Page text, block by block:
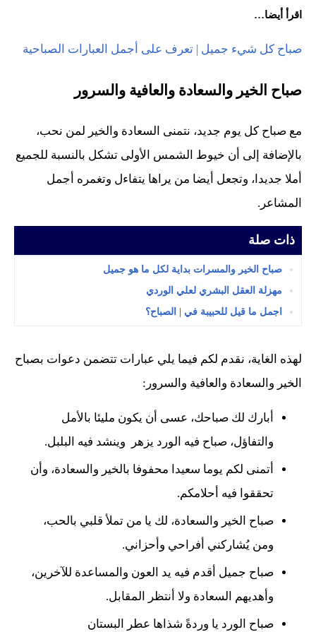
اقرأ أيضا…
صباح كل شيء جميل | تعرف على أجمل العبارات الصباحية
صباح الخير والسعادة والعافية والسرور
مع صباح كل يوم جديد، نتمنى السعادة والخير لمن نحب،
بالإضافة إلى أن خيوط الشمس الأولى تشكل بالنسبة للجميع
أملا جديدا، وتجعل أيضا من يراها يتفاءل وتغمره أجمل
المشاعر.
ذات صلة
صباح الخير والمسرات بداية لكل ما هو جميل
مهزلة العقل البشري لعلي الوردي
اجمل ما قيل للحبيبة في | الصباح؟
لهذه الغاية، نقدم لكم فيما يلي عبارات تتضمن دعوات بصباح
الخير والسعادة والعافية والسرور:
أبارك لك صباحك، عسى أن يكون مليئا بالأمل
والتفاؤل، صباح فيه الورد يزهر وينشد فيه البلبل.
أتمنى لكم يوما سعيدا محفوفا بالخير والسعادة، وأن
تحققوا فيه أحلامكم.
صباح الخير والسعادة، لك يا من تملأ قلبي بالحب،
ومن يُشاركني أفراحي وأحزاني.
صباح جميل أقدم فيه يد العون والمساعدة للآخرين،
وأهديهم السعادة ولا أنتظر المقابل.
صباح الورد يا وردةً شذاها عطر البستان